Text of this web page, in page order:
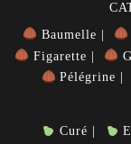
Baumelle
Figarette
Pélégrine
Curé